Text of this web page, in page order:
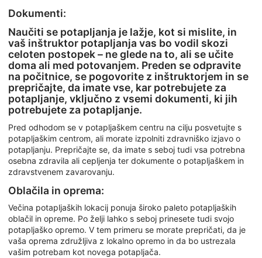
Dokumenti:
Naučiti se potapljanja je lažje, kot si mislite, in
vaš inštruktor potapljanja vas bo vodil skozi
celoten postopek – ne glede na to, ali se učite
doma ali med potovanjem. Preden se odpravite
na počitnice, se pogovorite z inštruktorjem in se
prepričajte, da imate vse, kar potrebujete za
potapljanje, vključno z vsemi dokumenti, ki jih
potrebujete za potapljanje.
Pred odhodom se v potapljaškem centru na cilju posvetujte s
potapljaškim centrom, ali morate izpolniti zdravniško izjavo o
potapljanju. Prepričajte se, da imate s seboj tudi vsa potrebna
osebna zdravila ali cepljenja ter dokumente o potapljaškem in
zdravstvenem zavarovanju.
Oblačila in oprema:
Večina potapljaških lokacij ponuja široko paleto potapljaških
oblačil in opreme. Po želji lahko s seboj prinesete tudi svojo
potapljaško opremo. V tem primeru se morate prepričati, da je
vaša oprema združljiva z lokalno opremo in da bo ustrezala
vašim potrebam kot novega potapljača.